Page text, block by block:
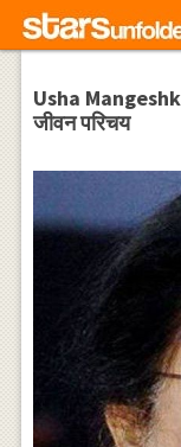
Usha
जीवन परिचय